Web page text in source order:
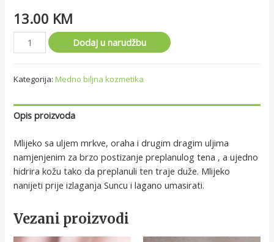
13.00 KM
Dodaj u narudžbu
Kategorija:Medno biljna kozmetika
Opis proizvoda
Mlijeko sa uljem mrkve, oraha i drugim dragim uljima
namjenjenim za brzo postizanje preplanulog tena , a ujedno
hidrira kožu tako da preplanuli ten traje duže. Mlijeko
nanijeti prije izlaganja Suncu i lagano umasirati.
Vezani proizvodi